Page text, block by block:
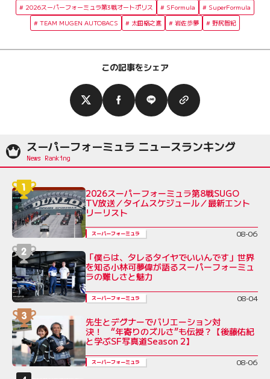
2026スーパーフォーミュラ第3戦オートポリス SFormula
SuperFormula
TEAM MUGEN AUTOBACS
太田格之進 岩佐歩夢 野尻智紀
この記事をシェア
スーパーフォーミュラ ニュースランキング
2026スーパーフォーミュラ第8戦SUGO
TV放送／タイムスケジュール／最新エント
リーリスト
スーパーフォーミュラ 08-06
「僕らは、タレるタイヤでいいんです」世界
を知る小林可夢偉が語るスーパーフォーミュ
ラの難しさと魅力
スーパーフォーミュラ 08-04
先生とデグナーでバリエーション対
決！ “年寄りのズルさ”も伝授？【後藤佑紀
と学ぶSF写真道Season 2】
スーパーフォーミュラ 08-06